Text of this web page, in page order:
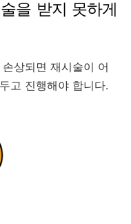
을 받지 못하게
상되면 재시술이 어
고 진행해야 합니다.